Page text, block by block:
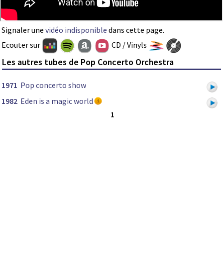
Signaler une vidéo indisponible dans cette page.
Ecouter sur
CD / Vinyls
Les autres tubes de Pop Concerto Orchestra
1971 Pop concerto show
1982 Eden is a magic world
1